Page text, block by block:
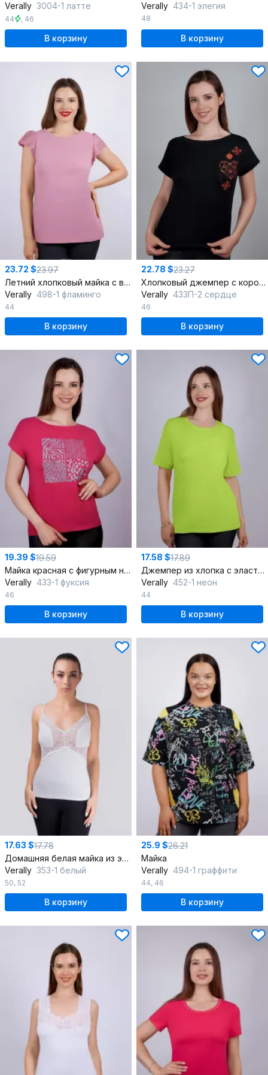
Verally 3004-1 латте
44 , 46
В корзину
Verally 434-1 элегия
48
В корзину
23.72 $23.97
Летний хлопковый майка с вышивкой
Verally 498-1 фламинго
44
В корзину
22.78 $23.27
Хлопковый джемпер с коротким рукавом и простым кроем
Verally 433П-2 сердце
46
В корзину
19.39 $19.59
Майка красная с фигурным низом, летняя
Verally 433-1 фуксия
46
В корзину
17.58 $17.89
Джемпер из хлопка с эластаном и рукавом со спущенным плечом
Verally 452-1 неон
44
В корзину
17.63 $17.78
Домашняя белая майка из эластичного хлопка с кружевом
Verally 353-1 белый
50, 52
В корзину
25.9 $26.21
Майка
Verally 494-1 граффити
44, 46
В корзину